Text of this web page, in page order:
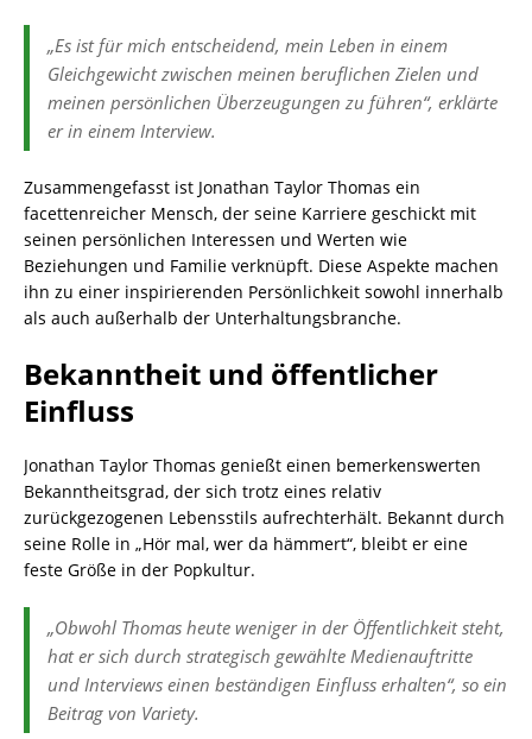
„Es ist für mich entscheidend, mein Leben in einem
Gleichgewicht zwischen meinen beruflichen Zielen und
meinen persönlichen Überzeugungen zu führen“, erklärte
er in einem Interview.
Zusammengefasst ist Jonathan Taylor Thomas ein
facettenreicher Mensch, der seine Karriere geschickt mit
seinen persönlichen Interessen und Werten wie
Beziehungen und Familie verknüpft. Diese Aspekte machen
ihn zu einer inspirierenden Persönlichkeit sowohl innerhalb
als auch außerhalb der Unterhaltungsbranche.
Bekanntheit und öffentlicher
Einfluss
Jonathan Taylor Thomas genießt einen bemerkenswerten
Bekanntheitsgrad, der sich trotz eines relativ
zurückgezogenen Lebensstils aufrechterhält. Bekannt durch
seine Rolle in „Hör mal, wer da hämmert“, bleibt er eine
feste Größe in der Popkultur.
„Obwohl Thomas heute weniger in der Öffentlichkeit steht,
hat er sich durch strategisch gewählte Medienauftritte
und Interviews einen beständigen Einfluss erhalten“, so ein
Beitrag von Variety.